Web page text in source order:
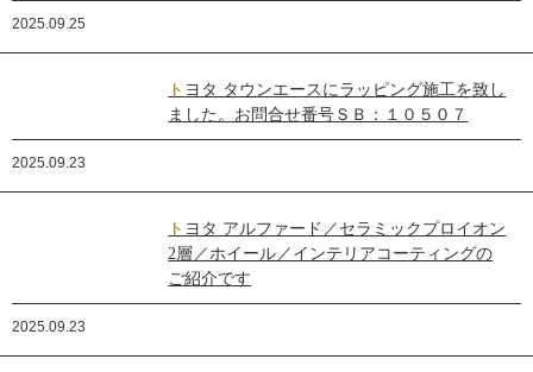
2025.09.25
トヨタ タウンエースにラッピング施工を致し
ました。お問合せ番号ＳＢ：１０５０７
2025.09.23
トヨタ アルファード／セラミックプロイオン
2層／ホイール／インテリアコーティングの
ご紹介です
2025.09.23